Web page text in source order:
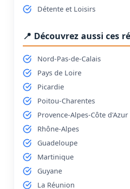
Détente et Loisirs
📍 Découvrez aussi ces
Nord-Pas-de-Calais
Pays de Loire
Picardie
Poitou-Charentes
Provence-Alpes-Côte d'Azur
Rhône-Alpes
Guadeloupe
Martinique
Guyane
La Réunion